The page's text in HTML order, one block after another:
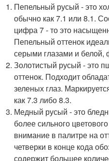
Пепельный русый - это
обычно как 7.1 или 8.1.
цифра 7 - то это
Пепельный оттенок
серыми глазами и
Золотистый русый - это
оттенок. Подходит
зеленых глаз.
как 7.3 либо 8.3.
Медный русый - это
более сильного
внимание в палитре на
четверки в конце кода
содержит большее